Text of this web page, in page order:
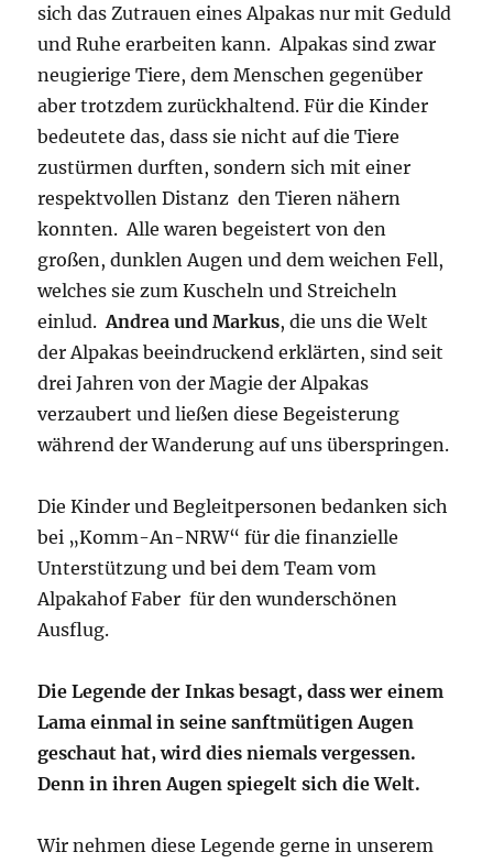
sich das Zutrauen eines Alpakas nur mit Geduld
und Ruhe erarbeiten kann. Alpakas sind zwar
neugierige Tiere, dem Menschen gegenüber
aber trotzdem zurückhaltend. Für die Kinder
bedeutete das, dass sie nicht auf die Tiere
zustürmen durften, sondern sich mit einer
respektvollen Distanz den Tieren nähern
konnten. Alle waren begeistert von den
großen, dunklen Augen und dem weichen Fell,
welches sie zum Kuscheln und Streicheln
einlud.Andrea und Markus, die uns die Welt
der Alpakas beeindruckend erklärten, sind seit
drei Jahren von der Magie der Alpakas
verzaubert und ließen diese Begeisterung
während der Wanderung auf uns überspringen.
Die Kinder und Begleitpersonen bedanken sich
bei „Komm-An-NRW“ für die finanzielle
Unterstützung und bei dem Team vom
Alpakahof Faber für den wunderschönen
Ausflug.
Die Legende der Inkas besagt, dass wer einem
Lama einmal in seine sanftmütigen Augen
geschaut hat, wird dies niemals vergessen.
Denn in ihren Augen spiegelt sich die Welt.
Wir nehmen diese Legende gerne in unserem